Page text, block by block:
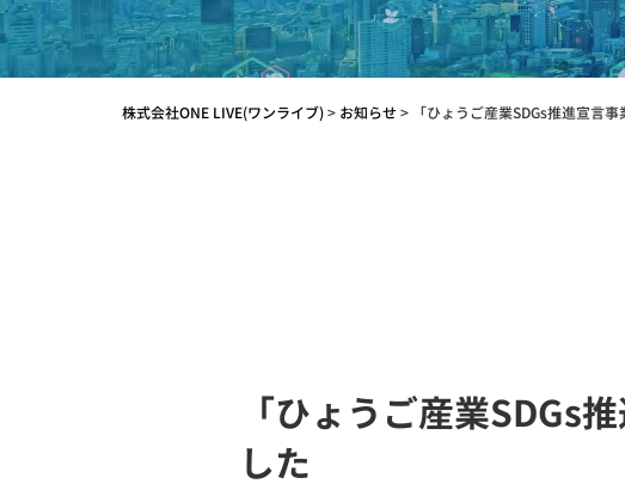
株式会社ONE LIVE(ワンライブ)> お知らせ > 「ひょうご産業SDGs推進宣言
「ひょうご産業SDGs
した